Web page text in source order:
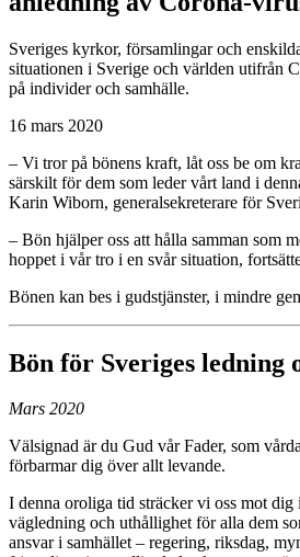
Sveriges kyrkor, församlingar och
situationen i Sverige och världen utifrån
på individer och samhälle.
16 mars 2020
– Vi tror på bönens kraft, låt oss be om
särskilt för dem som leder vårt land i
Karin Wiborn, generalsekreterare för
– Bön hjälper oss att hålla samman som
hoppet i vår tro i en svår situation,
Bönen kan bes i gudstjänster, i mindre
Bön för Sveriges ledning
Mars 2020
Välsignad är du Gud vår Fader, som
förbarmar dig över allt levande.
I denna oroliga tid sträcker vi oss mot
vägledning och uthållighet för alla dem
ansvar i samhället – regering, riksdag,